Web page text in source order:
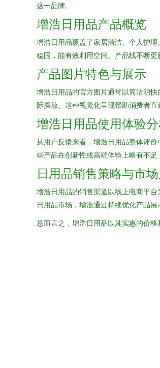
这一品牌。
增浩日用品产品概览
增浩日用品覆盖了家居清洁、个人护
稳固，能有效利用空间。产品线不断
产品图片特色与展示
增浩日用品的官方图片通常以简洁明
际摆放。这种视觉化呈现帮助消费者
增浩日用品使用体验
从用户反馈来看，增浩日用品整体评
些产品在创新性或高端体验上略有不
日用品销售策略与市
增浩日用品的销售渠道以线上电商平
日用品市场，增浩通过持续优化产品
总而言之，增浩日用品以其实惠的价